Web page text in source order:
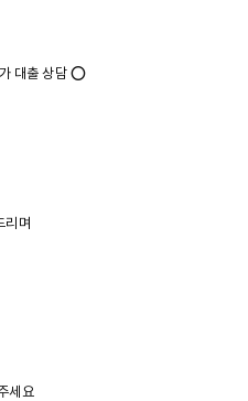
대출 상담 ⭕
리며
세요